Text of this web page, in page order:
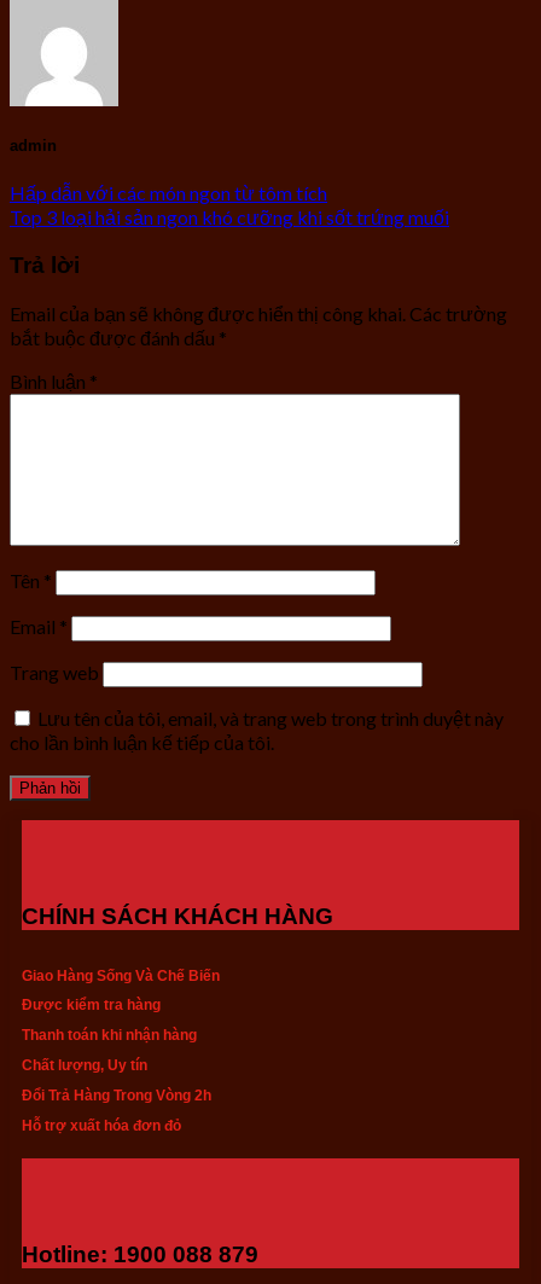
admin
Hấp dẫn với các món ngon từ tôm tích
Top 3 loại hải sản ngon khó cưỡng khi sốt trứng muối
Trả lời
Email của bạn sẽ không được hiển thị công khai. Các trường
bắt buộc được đánh dấu *
Bình luận *
Tên *
Email *
Trang web
Lưu tên của tôi, email, và trang web trong trình duyệt này
cho lần bình luận kế tiếp của tôi.
CHÍNH SÁCH KHÁCH HÀNG
Giao Hàng Sống Và Chế Biến
Được kiểm tra hàng
Thanh toán khi nhận hàng
Chất lượng, Uy tín
Đổi Trả Hàng Trong Vòng 2h
Hỗ trợ xuất hóa đơn đỏ
Hotline: 1900 088 879